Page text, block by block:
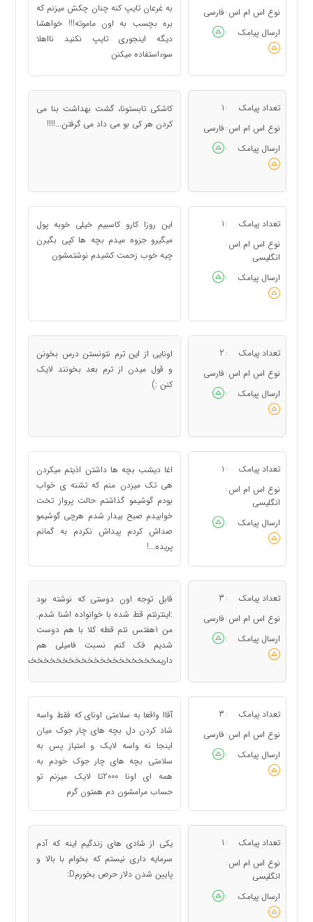
نوع اس ام اس : فارسی
ارسال پیامک
:
به غرعان تایپ کنه چنان چکش میزنم که
بره بچسب به اون ماموته!!! خواهشا
دیگه اینجوری تایپ نکنید نااهلا
سوءاستفاده میکنن
تعداد پیامک :
1
نوع اس ام اس : فارسی
ارسال پیامک
:
کاشکی تابستونا، گشت بهداشت بنا می
کردن هر کی بو می داد می گرفتن...!!!!
تعداد پیامک :
1
نوع اس ام اس :
انگلیسی
ارسال پیامک
:
این روزا کارو کاسبیم خیلی خوبه پول
میگیرو جزوه میدم بچه ها کپی بگیرن
چیه خوب زحمت کشیدم نوشتمشون
تعداد پیامک :
2
نوع اس ام اس : فارسی
ارسال پیامک
:
اونایی از این ترم نتونستن درس بخونن
و قول میدن از ترم بعد بخونند لایک
کنن :)
تعداد پیامک :
1
نوع اس ام اس :
انگلیسی
ارسال پیامک
:
اغا دیشب بچه ها داشتن اذیتم میکردن
هی تک میزدن منم که تشنه ی خواب
بودم گوشیمو گذاشتم حالت پرواز تخت
خوابیدم صبح بیدار شدم هرچی گوشیمو
صداش کردم پیداش نکردم به گمانم
پریده...!
تعداد پیامک :
3
نوع اس ام اس : فارسی
ارسال پیامک
:
قابل توجه اون دوستی که نوشته بود
:اینترنتم قط شده با خوانواده اشنا شدم.
من 1هفتس نتم قطه کلا با هم دوست
شدیم فک کنم نسبت فامیلی هم
تعداد پیامک :
3
نوع اس ام اس : فارسی
ارسال پیامک
:
آقاا واقعا به سلامتی اونای که فقط واسه
شاد کردن دل بچه های چار جوک میان
اینجا نه واسه لایک و امتیاز پس به
سلامتی بچه های چار جوک خودم به
همه ای اونا 2000تا لایک میزنم تو
حساب مرامشون دم همتون گرم
تعداد پیامک :
1
نوع اس ام اس :
انگلیسی
ارسال پیامک
:
یکی از شادی های زندگیم اینه که آدم
سرمایه داری نیستم که بخوام با بالا و
پایین شدن دلار حرص بخورمD: